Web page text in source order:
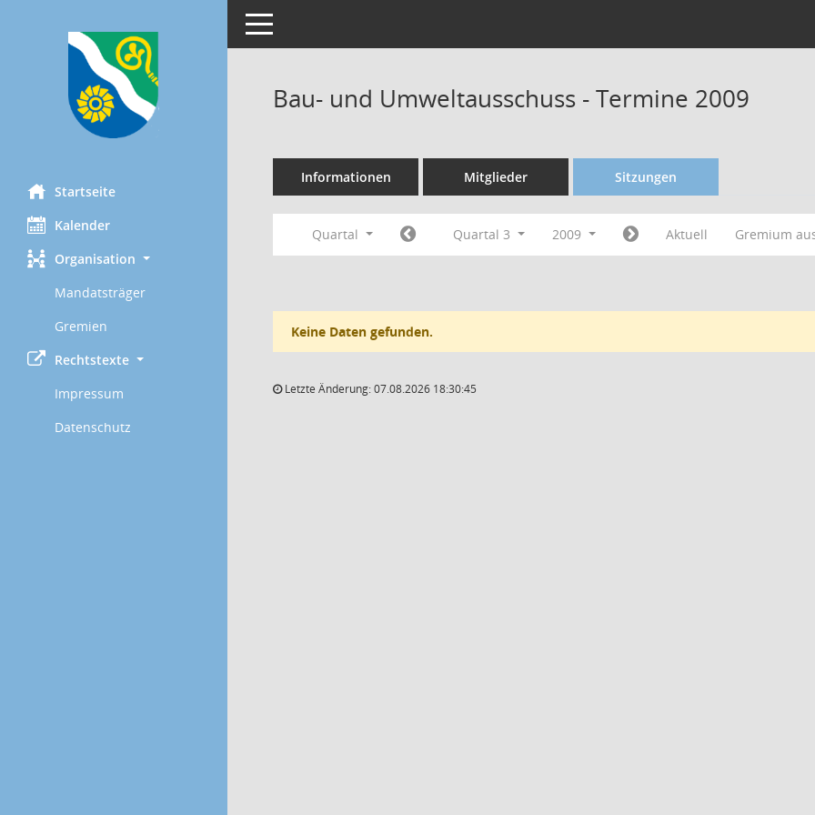
Startseite
Kalender
Organisation
Mandatsträger
Gremien
Rechtstexte
Impressum
Datenschutz
Toggle navigation
Bau- und Umweltausschuss - Termine 2009
Informationen Mitglieder Sitzungen
Quartal Quartal 3 2009 Aktuell Gremium
Keine Daten gefunden.
Letzte Änderung: 07.08.2026 18:30:45